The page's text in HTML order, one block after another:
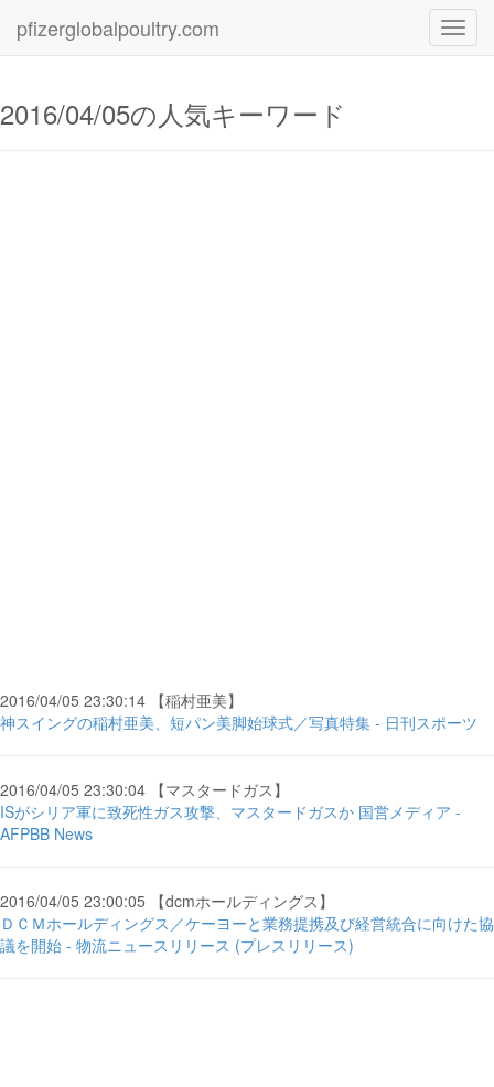
pfizerglobalpoultry.com
2016/04/05の人気キーワード
2016/04/05 23:30:14 【稲村亜美】
神スイングの稲村亜美、短パン美脚始球式／写真特集 - 日刊スポーツ
2016/04/05 23:30:04 【マスタードガス】
ISがシリア軍に致死性ガス攻撃、マスタードガスか 国営メディア -
AFPBB News
2016/04/05 23:00:05 【dcmホールディングス】
ＤＣＭホールディングス／ケーヨーと業務提携及び経営統合に向けた協
議を開始 - 物流ニュースリリース (プレスリリース)